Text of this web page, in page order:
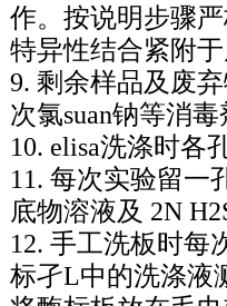
作。按说明步骤
特异性结合紧附
9. 剩余样品及废
次氯suan钠等消
10. elisa洗涤时各
11. 每次实验留一
底物溶液及 2N
12. 手工洗板时每
标孑L中的洗涤液